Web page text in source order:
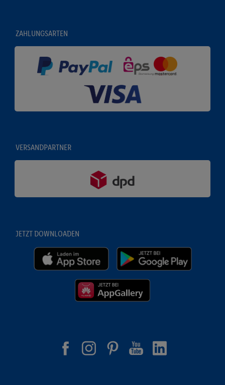
ZAHLUNGSARTEN
VERSANDPARTNER
JETZT DOWNLOADEN